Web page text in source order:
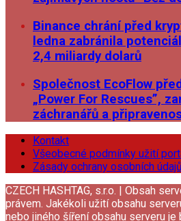
Binance chrání před
ledna zabránila
2,4 miliardy dolarů
Společnost EcoFlow
„Power For Rescues”,
záchranářů a
Kontakt
Všeobecné podmínky užití
Zásady ochrany osobních údajů
CZECH HASHTAG, s.r.o. | Obsah
právem. Jakékoli užití obsahu
nebo jiného šíření obsahu serveru